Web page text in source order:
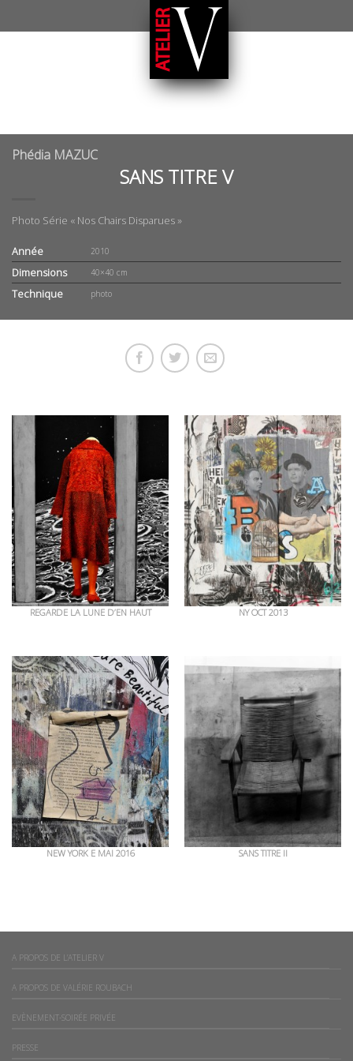
Phédia MAZUC
SANS TITRE V
Photo Série « Nos Chairs Disparues »
Année 2010
Dimensions 40×40 cm
Technique photo
REGARDE LA LUNE D’EN HAUT NY OCT 2013
NEW YORK E MAI 2016 SANS TITRE II
A PROPOS DE L’ATELIER V
A PROPOS DE VALÉRIE ROUBACH
EVÈNEMENT-SOIRÉE PRIVÉE
PRESSE